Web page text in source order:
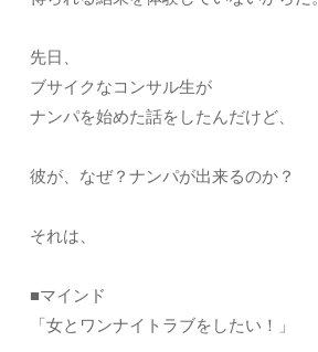
先日、
ブサイクなコンサル生が
ナンパを始めた話をしたんだけど、
彼が、なぜ？ナンパが出来るのか？
それは、
■マインド
「女とワンナイトラブをしたい！」